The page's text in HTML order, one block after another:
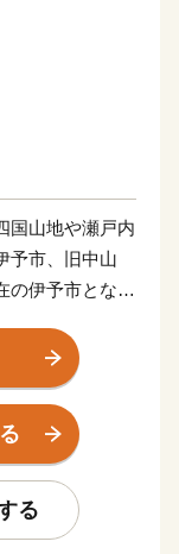
国山地や瀬戸内
予市、旧中山
の伊予市となり
すいまちです。
人の町として栄
物商店までそろ
花火大会が行わ
少し離れた山沿
る